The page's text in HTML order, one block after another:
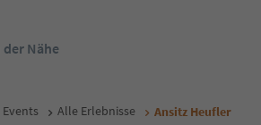
Nähe
Alle Erlebnisse Ansitz Heufler